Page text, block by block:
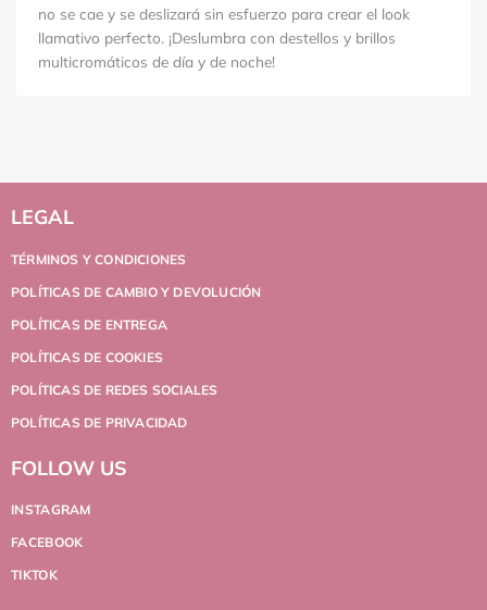
no se cae y se deslizará sin esfuerzo para crear el look
llamativo perfecto. ¡Deslumbra con destellos y brillos
multicromáticos de día y de noche!
LEGAL
TÉRMINOS Y CONDICIONES
POLÍTICAS DE CAMBIO Y DEVOLUCIÓN
POLÍTICAS DE ENTREGA
POLÍTICAS DE COOKIES
POLÍTICAS DE REDES SOCIALES
POLÍTICAS DE PRIVACIDAD
FOLLOW US
INSTAGRAM
FACEBOOK
TIKTOK